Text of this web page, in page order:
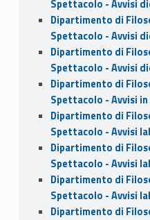
Spettacolo - Avvisi
Dipartimento di
Spettacolo - Avvisi
Dipartimento di
Spettacolo - Avvisi
Dipartimento di
Spettacolo - Avvisi
Dipartimento di
Spettacolo - Avvisi
Dipartimento di
Spettacolo - Avvisi
Dipartimento di
Spettacolo - Avvisi
Dipartimento di